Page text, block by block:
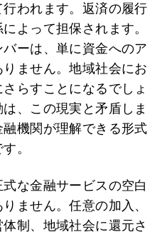
われます。返済の履行
よって担保されます。
ーは、単に資金へのア
ません。地域社会にお
らすことになるでしょ
、この現実と矛盾しま
機関が理解できる形式
。
な金融サービスの空白
ません。任意の加入、
制、地域社会に還元さ